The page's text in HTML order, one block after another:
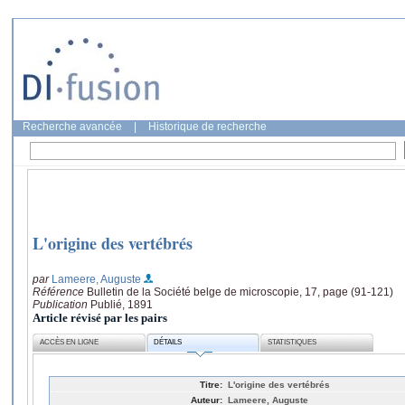
Recherche avancée Historique de recherche
L'origine des vertébrés
par Lameere, Auguste
Référence Bulletin de la Société belge de microscopie, 17, page (91-121)
Publication Publié, 1891
Article révisé par les pairs
ACCÈS EN LIGNE DÉTAILS STATISTIQUES
Titre: L'origine des vertébrés
Auteur: Lameere, Auguste